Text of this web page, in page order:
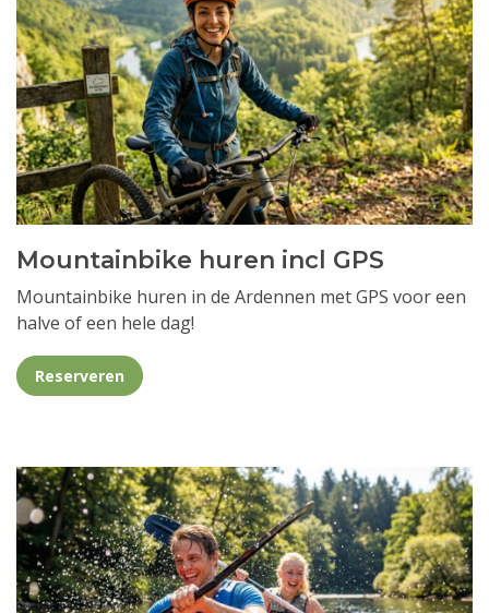
Mountainbike huren incl GPS
Mountainbike huren in de Ardennen met GPS voor een
halve of een hele dag!
Reserveren